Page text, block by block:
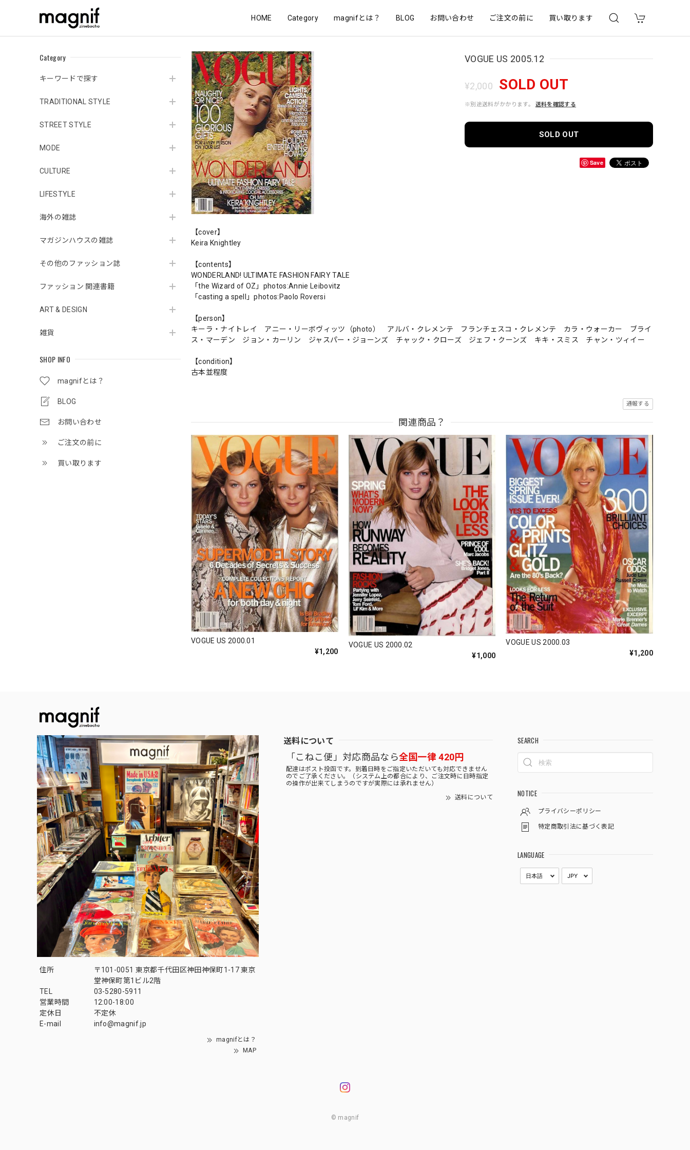
HOME Category magnifとは？ BLOG お問い合わせ ご注文の前に 買い取ります
Category
キーワードで探す
TRADITIONAL STYLE
STREET STYLE
MODE
CULTURE
LIFESTYLE
海外の雑誌
マガジンハウスの雑誌
その他のファッション誌
ファッション 関連書籍
ART & DESIGN
雑貨
SHOP INFO
magnifとは？
BLOG
お問い合わせ
ご注文の前に
買い取ります
VOGUE US 2005.12
¥2,000 SOLD OUT
※別途送料がかかります。 送料を確認する
SOLD OUT
Save
【cover】
Keira Knightley
【contents】
WONDERLAND! ULTIMATE FASHION FAIRY TALE
「the Wizard of OZ」photos:Annie Leibovitz
「casting a spell」photos:Paolo Roversi
【person】
キーラ・ナイトレイ アニー・リーボヴィッツ（photo） アルバ・クレメンテ フランチェスコ・クレメンテ カラ・ウォーカー ブライ
ス・マーデン ジョン・カーリン ジャスパー・ジョーンズ チャック・クローズ ジェフ・クーンズ キキ・スミス チャン・ツィイー
【condition】
古本並程度
通報する
関連商品？
VOGUE US 2000.01
¥1,200
VOGUE US 2000.02
¥1,000
VOGUE US 2000.03
¥1,200
住所
〒101-0051 東京都千代田区神田神保町1-17 東京
堂神保町第1ビル2階
TEL
03-5280-5911
営業時間
12:00-18:00
定休日
不定休
E-mail
info@magnif.jp
magnifとは？
MAP
送料について
「こねこ便」対応商品なら全国一律 420円
配達はポスト投函です。到着日時をご指定いただいても対応できません
のでご了承ください。（システム上の都合により、ご注文時に日時指定
の操作が出来てしまうのですが実際には承れません）
送料について
SEARCH
NOTICE
プライバシーポリシー
特定商取引法に基づく表記
LANGUAGE
© magnif